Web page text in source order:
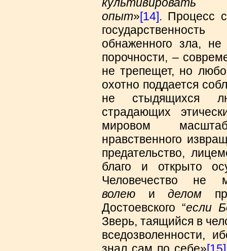
опыт»[14]. Процесс
обнаженного зла,
порочности, –
не трепещет, но
охотно поддается
не стыдящихся
страдающих
мировом
нравственного
предательство,
благо и открыто
Человечество
волею и делом
Достоевского “если
Зверь, таящийся в
вседозволенности,
знал сам по себе»[15]